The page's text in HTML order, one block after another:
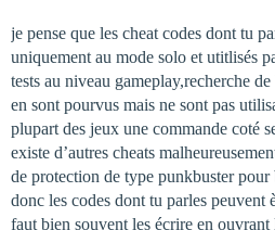
je pense que les cheat codes dont tu
uniquement au mode solo et utitlisés
tests au niveau gameplay,recherche
en sont pourvus mais ne sont pas
plupart des jeux une commande coté
existe d’autres cheats
de protection de type punkbuster
donc les codes dont tu parles peuvent
faut bien souvent les écrire en ouvrant